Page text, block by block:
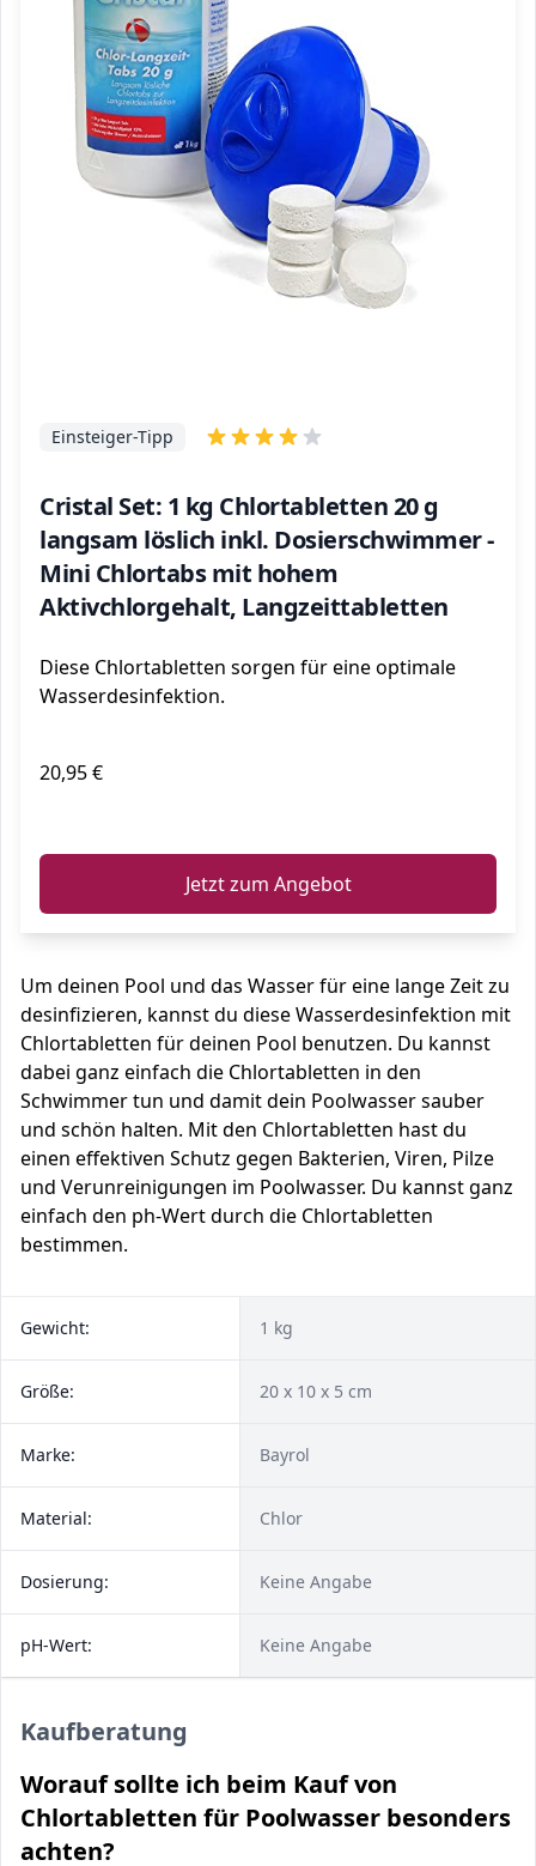
Cristal Set: 1 kg Chlortabletten 20 g
langsam löslich inkl. Dosierschwimmer -
Mini Chlortabs mit hohem
Aktivchlorgehalt, Langzeittabletten
Einsteiger-Tipp
Diese Chlortabletten sorgen für eine optimale
Wasserdesinfektion.
20,95 €
Jetzt zum Angebot
Um deinen Pool und das Wasser für eine lange Zeit zu
desinfizieren, kannst du diese Wasserdesinfektion mit
Chlortabletten für deinen Pool benutzen. Du kannst
dabei ganz einfach die Chlortabletten in den
Schwimmer tun und damit dein Poolwasser sauber
und schön halten. Mit den Chlortabletten hast du
einen effektiven Schutz gegen Bakterien, Viren, Pilze
und Verunreinigungen im Poolwasser. Du kannst ganz
einfach den ph-Wert durch die Chlortabletten
bestimmen.
Gewicht: 1 kg
Größe: ‎20 x 10 x 5 cm
Marke: Bayrol
Material: Chlor
Dosierung: Keine Angabe
pH-Wert: Keine Angabe
Kaufberatung
Worauf sollte ich beim Kauf von
Chlortabletten für Poolwasser besonders
achten?